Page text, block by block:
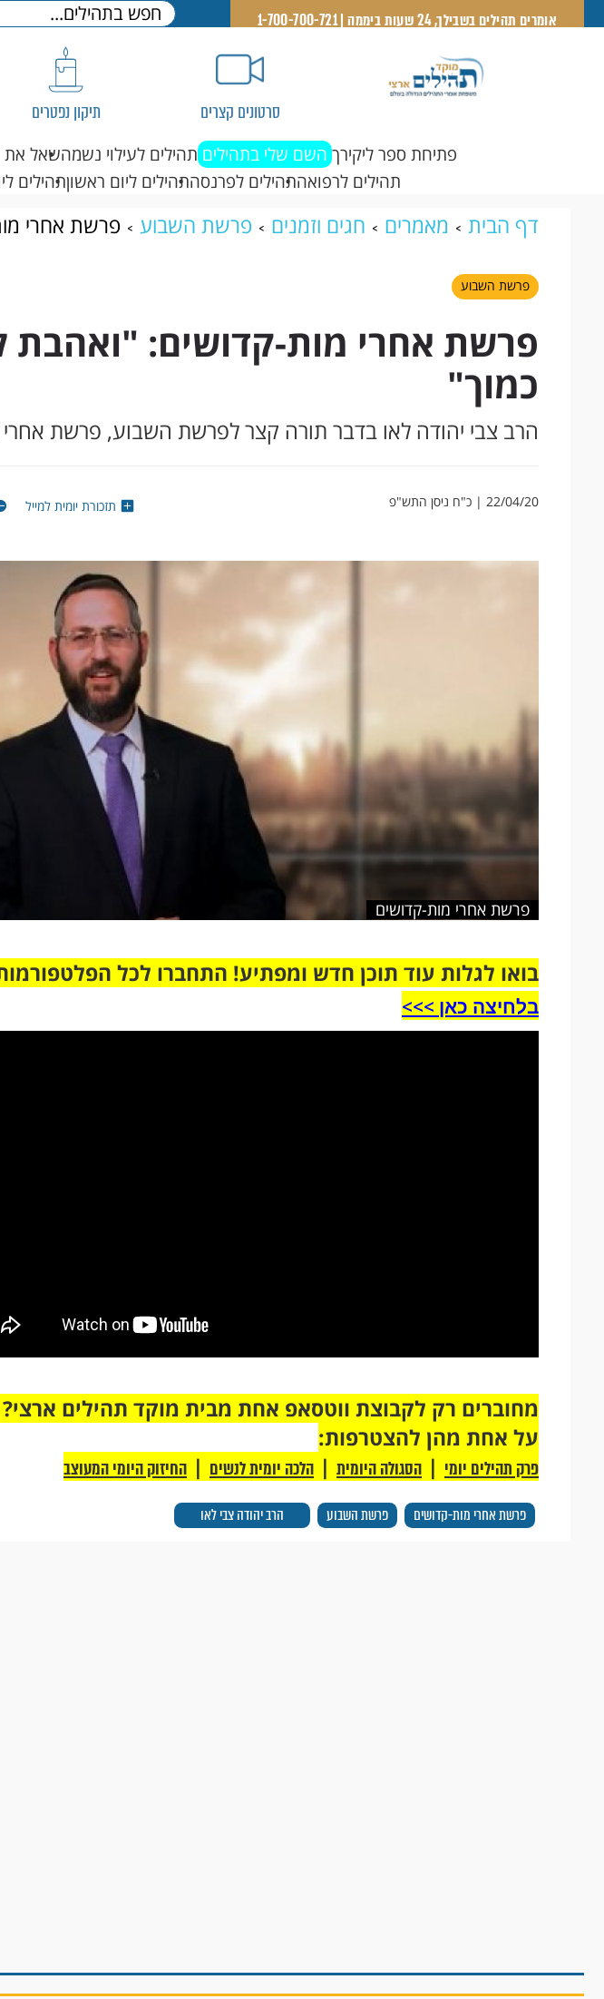
אומרים תהילים בשבילך, 24 שעות ביממה | 1-700-700-721
סרטונים קצרים תיקון נפטרים
פתיחת ספר ליקירך השם שלי בתהילים תהילים לעילוי נשמהשאל את
תהילים לרפואהתהילים לפרנסהתהילים ליום ראשוןתהילים
דף הבית מאמרים חגים וזמנים פרשת השבוע
פרשת אחרי
לרעך כמוך"
פרשת השבוע
פרשת אחרי מות-קדושים: "ואהבת
כמוך"
הרב צבי יהודה לאו בדבר תורה קצר לפרשת השבוע, פרשת
22/04/20 | כ"ח ניסן התש"פ תזכורת יומית למייל
פרשת אחרי מות-קדושים
בואו לגלות עוד תוכן חדש ומפתיע! התחברו לכל
בלחיצה כאן >>>​
פרשת אחרי מות-קדושים פרשת השבוע הרב יהודה צבי לאו
על אחת מהן להצטרפות:
פרק תהילים יומי | הסגולה היומית | הלכה יומית לנשים | החיזוק היומי המעוצב